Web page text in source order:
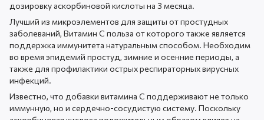
дозировку аскорбиновой кислоты на 3 месяца.
Лучший из микроэлементов для защиты от простудных
заболеваний, Витамин С польза от которого также является
поддержка иммунитета натуральным способом. Необходим
во время эпидемий простуд, зимние и осенние периоды, а
также для профилактики острых респираторных вирусных
инфекций.
Известно, что добавки витамина C поддерживают не только
иммунную, но и сердечно-сосудистую систему. Поскольку